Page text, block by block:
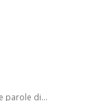
parole di...